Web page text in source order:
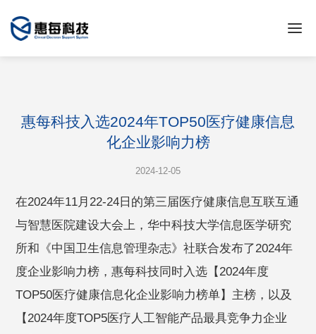
惠每科技入选2024年TOP50医疗健康信息
化企业影响力榜
2024-12-05
在2024年11月22-24日的第三届医疗健康信息互联互通
与智慧医院建设大会上，华中科技大学信息医学研究
所和《中国卫生信息管理杂志》社联合发布了2024年
度企业影响力榜，惠每科技同时入选【2024年度
TOP50医疗健康信息化企业影响力榜单】主榜，以及
【2024年度TOP5医疗人工智能产品最具竞争力企业